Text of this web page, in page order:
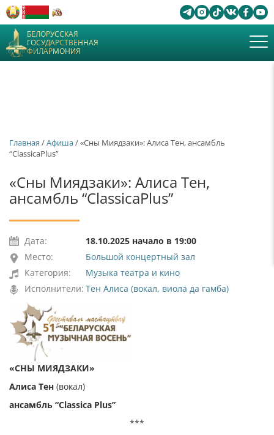
БЕЛОРУССКАЯ
ГОСУДАРСТВЕННАЯ
ФИЛАРМОНИЯ
Главная /Афиша/ «Сны Миядзаки»: Алиса Тен, ансамбль
“ClassicaPlus”
«Сны Миядзаки»: Алиса Тен,
ансамбль “ClassicaPlus”
Дата:
18.10.2025 начало в 19:00
Место:
Большой концертный зал
Категория:
Музыка театра и кино
Исполнители: Тен Алиса (вокал, виола да гамба)
«СНЫ МИЯДЗАКИ»
Алиса Тен (вокал)
ансамбль “Classica Plus”
***